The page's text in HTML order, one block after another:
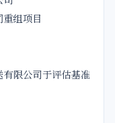
组项目
限公司于评估基准